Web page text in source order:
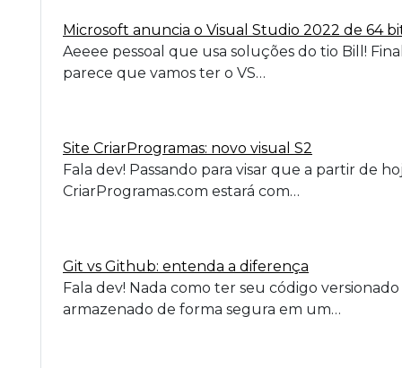
Microsoft anuncia o Visual Studio 2022 de 64
Aeeee pessoal que usa soluções do tio Bill!
parece que vamos ter o VS…
Site CriarProgramas: novo visual S2
Fala dev! Passando para visar que a partir de
CriarProgramas.com estará com…
Git vs Github: entenda a diferença
Fala dev! Nada como ter seu código versionado
armazenado de forma segura em um…